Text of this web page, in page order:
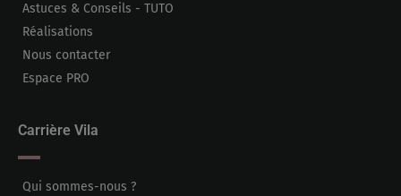
Astuces & Conseils - TUTO
Réalisations
Nous contacter
Espace PRO
Carrière Vila
Qui sommes-nous ?